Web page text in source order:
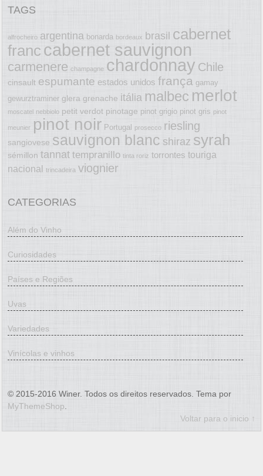
TAGS
alfrocheiro argentina bonarda bordeaux brasil cabernet
franc cabernet sauvignon
carmenere champagne chardonnay Chile
cinsault espumante estados unidos frança gamay
gewurztraminer glera grenache itália malbec merlot
moscatel nebbiolo petit verdot pinotage pinot grigio pinot gris pinot
meunier pinot noir Portugal prosecco riesling
sangiovese sauvignon blanc shiraz syrah
sémillon tannat tempranillo tinta roriz torrontes touriga
nacional trincadeira viognier
CATEGORIAS
Além do Vinho
Curiosidades
Países e Regiões
Uvas
Variedades
Vinícolas e vinhos
© 2015-2016 Winer. Todos os direitos reservados. Tema por
MyThemeShop
Voltar para o inicio ↑